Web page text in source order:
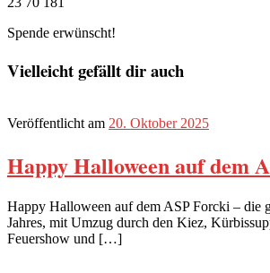
Spende erwünscht!
Vielleicht gefällt dir auch
Veröffentlicht am 20. Oktober 2025
Happy Halloween auf dem
Happy Halloween auf dem ASP Forcki – die
Jahres, mit Umzug durch den Kiez,
Feuershow und […]